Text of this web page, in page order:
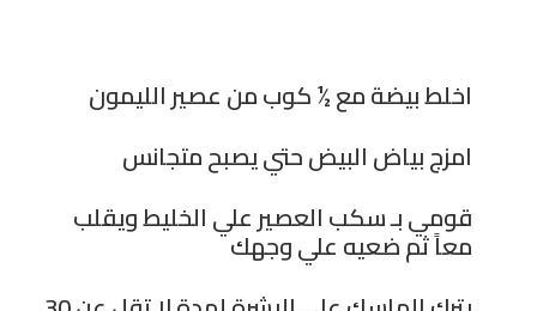
اخلط بيضة مع ½ كوب من عصير الليمون
امزج بياض البيض حتي يصبح متجانس
قومي بـ سكب العصير علي الخليط ويقلب
معاً ثم ضعيه علي وجهك